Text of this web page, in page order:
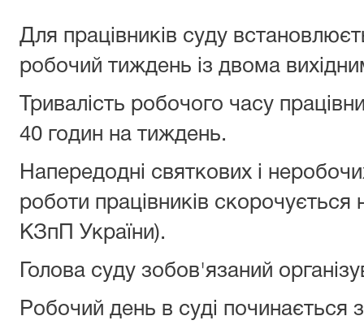
Для працівників суду
робочий тиждень із двома
Тривалість робочого часу
40 годин на тиждень.
Напередодні святкових і
роботи працівників скорочується
КЗпП України).
Голова суду зобов'язаний
Робочий день в суді починається